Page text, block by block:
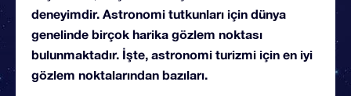
deneyimdir. Astronomi tutkunları için dünya
genelinde birçok harika gözlem noktası
bulunmaktadır. İşte, astronomi turizmi için en iyi
gözlem noktalarından bazıları.